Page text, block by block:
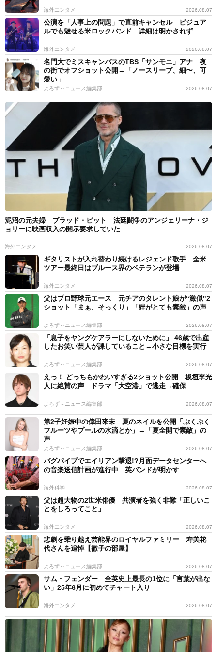
海外エンタメ 2026.08.07
公演を「人事上の問題」で直前キャンセル ビジュア
ルでも魅せる米ロックバンド 詳細は明かされず
海外エンタメ 2026.08.07
名門大でミスキャンパスのTBS「サンモニ」アナ 夜
の街でオフショット公開→「ノースリーブ、細〜、可
愛い」
よろず～ニュース編集部 2026.08.07
泥沼の元夫婦 ブラッド・ピット 法廷闘争のアンジェリーナ・ジ
ョリーに映画収入の開示要求していた
海外エンタメ 2026.08.07
ギタリストが入れ替わり続けるレジェンド歌手 全米
ツアー最終日はブルース界のベテランが登場
海外エンタメ 2026.08.07
父はプロ野球元エース 元チアのタレント娘が“激似"2
ショット「まぁ、そっくり」「絆がとても素敵」の声
よろず～ニュース編集部 2026.08.07
「息子をヤングケアラーにしないために」 46歳で出産
したお笑い芸人が課していること→小さな目標を実行
よろず～ニュース編集部 2026.08.07
えっ！ どっちもかわいすぎる2ショット公開 板垣李光
人に絶賛の声 ドラマ「大空港」で逃走→確保
よろず～ニュース編集部 2026.08.07
第2子妊娠中の倖田來未 夏のネイルを公開「ぷくぷく
フルーツやプールの水滴とか」→「夏全開で素敵」の
声
よろず～ニュース編集部 2026.08.07
バグパイプでエイリアン撃退!?月面データセンターへ
の音楽送信計画が進行中 英バンドが明かす
海外科学 2026.08.07
父は超大物の2世米俳優 共演者を強く非難「正しいこ
とをしろってこと」
海外エンタメ 2026.08.07
悲劇を乗り越え芸能界のロイヤルファミリー 寿美花
代さんを追悼【徹子の部屋】
よろず～ニュース編集部 2026.08.07
サム・フェンダー 全英史上最長の1位に「言葉が出な
い」25年6月に初めてチャート入り
海外エンタメ 2026.08.07